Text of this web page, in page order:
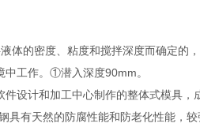
体的密度、粘度和搅拌深度而确定的
中工作。①潜入深度90mm。
设计和加工中心制作的整体式模具，
具有天然的防腐性能和防老化性能，